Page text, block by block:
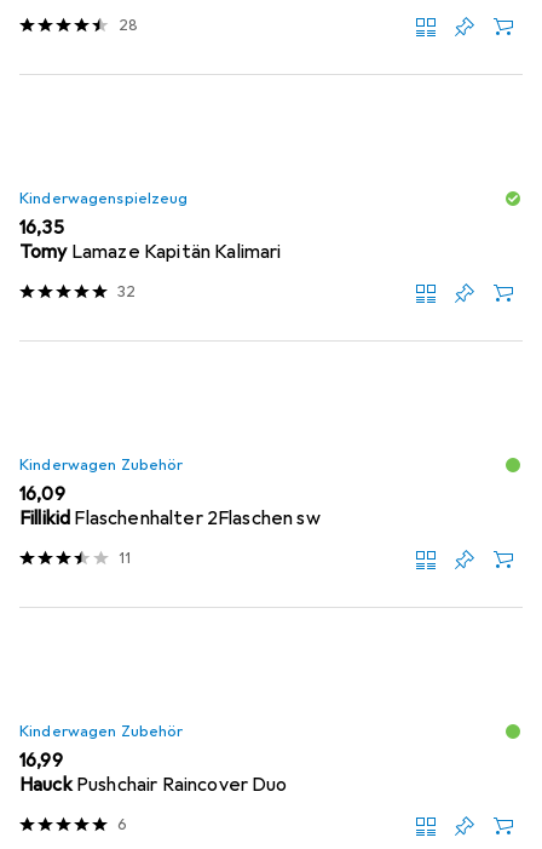
28
Kinderwagenspielzeug
EUR
16,35
Tomy Lamaze Kapitän Kalimari
32
Kinderwagen Zubehör
EUR
16,09
Fillikid Flaschenhalter 2Flaschen sw
11
Kinderwagen Zubehör
EUR
16,99
Hauck Pushchair Raincover Duo
6